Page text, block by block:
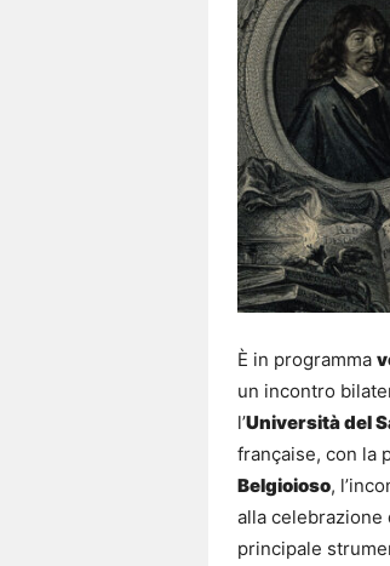
È in programma
un incontro
l’Università del
française, con la
Belgioioso,
alla celebrazione
principale